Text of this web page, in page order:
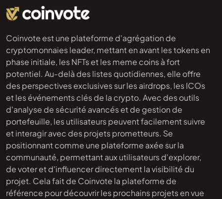
Coinvote est une plateforme d'agrégation de
cryptomonnaies leader, mettant en avant les tokens en
phase initiale, les NFTs et les meme coins à fort
potentiel. Au-delà des listes quotidiennes, elle offre
des perspectives exclusives sur les airdrops, les ICOs
et les événements clés de la crypto. Avec des outils
d'analyse de sécurité avancés et de gestion de
portefeuille, les utilisateurs peuvent facilement suivre
et interagir avec des projets prometteurs. Se
positionnant comme une plateforme axée sur la
communauté, permettant aux utilisateurs d'explorer,
de voter et d'influencer directement la visibilité du
projet. Cela fait de Coinvote la plateforme de
référence pour découvrir les prochains projets en vue